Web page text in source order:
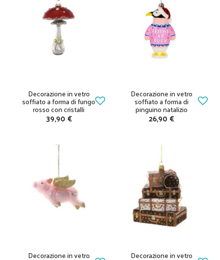
Decorazione in vetro
soffiato a forma di fungo
rosso con cristalli
39,90 €
Decorazione in vetro
soffiato a forma di
pinguino natalizio
26,90 €
Decorazione in vetro Decorazione in vetro